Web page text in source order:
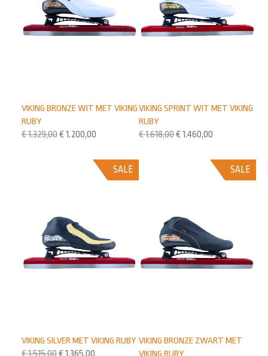
VIKING SPRINT WIT MET VIKING
RUBY
€1.618,00€ 1.460,00
VIKING BRONZE WIT MET VIKING
RUBY
€1.329,00€ 1.200,00
SALE
VIKING BRONZE ZWART MET
VIKING RUBY
SALE
VIKING SILVER MET VIKING RUBY
€1.515,00€ 1.365,00